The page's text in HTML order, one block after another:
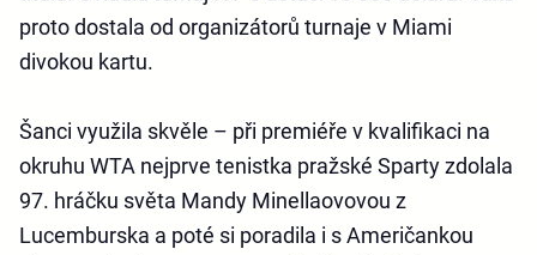
proto dostala od organizátorů turnaje v Miami
divokou kartu.
Šanci využila skvěle – při premiéře v kvalifikaci na
okruhu WTA nejprve tenistka pražské Sparty zdolala
97. hráčku světa Mandy Minellaovovou z
Lucemburska a poté si poradila i s Američankou